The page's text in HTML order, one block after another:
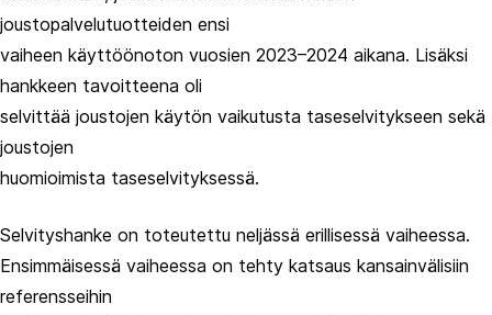
joustopalvelutuotteiden ensi
vaiheen käyttöönoton vuosien 2023–2024 aikana. Lisäksi
hankkeen tavoitteena oli
selvittää joustojen käytön vaikutusta taseselvitykseen sekä
joustojen
huomioimista taseselvityksessä.
Selvityshanke on toteutettu neljässä erillisessä vaiheessa.
Ensimmäisessä vaiheessa on tehty katsaus kansainvälisiin
referensseihin